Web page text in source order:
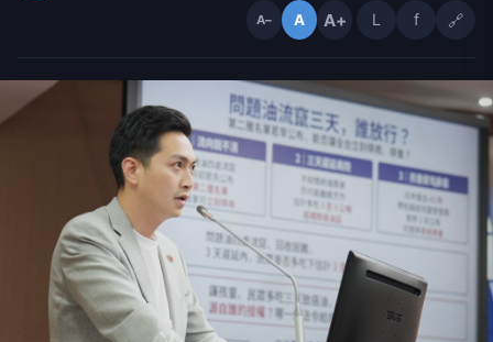
A− A A+ L f 🔗